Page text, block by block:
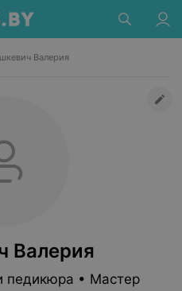
Валерия
Валерия
педикюра • Мастер